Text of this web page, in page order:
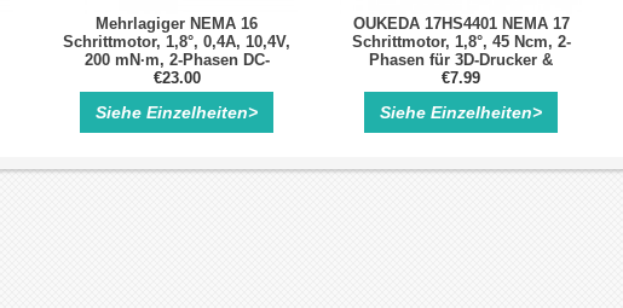
Mehrlagiger NEMA 16
Schrittmotor, 1,8°, 0,4A, 10,4V,
200 mN·m, 2-Phasen DC-
Hybridmotor
€23.00
Siehe Einzelheiten>
OUKEDA 17HS4401 NEMA 17
Schrittmotor, 1,8°, 45 Ncm, 2-
Phasen für 3D-Drucker &
Robotik, 42 × 42 mm
€7.99
Siehe Einzelheiten>